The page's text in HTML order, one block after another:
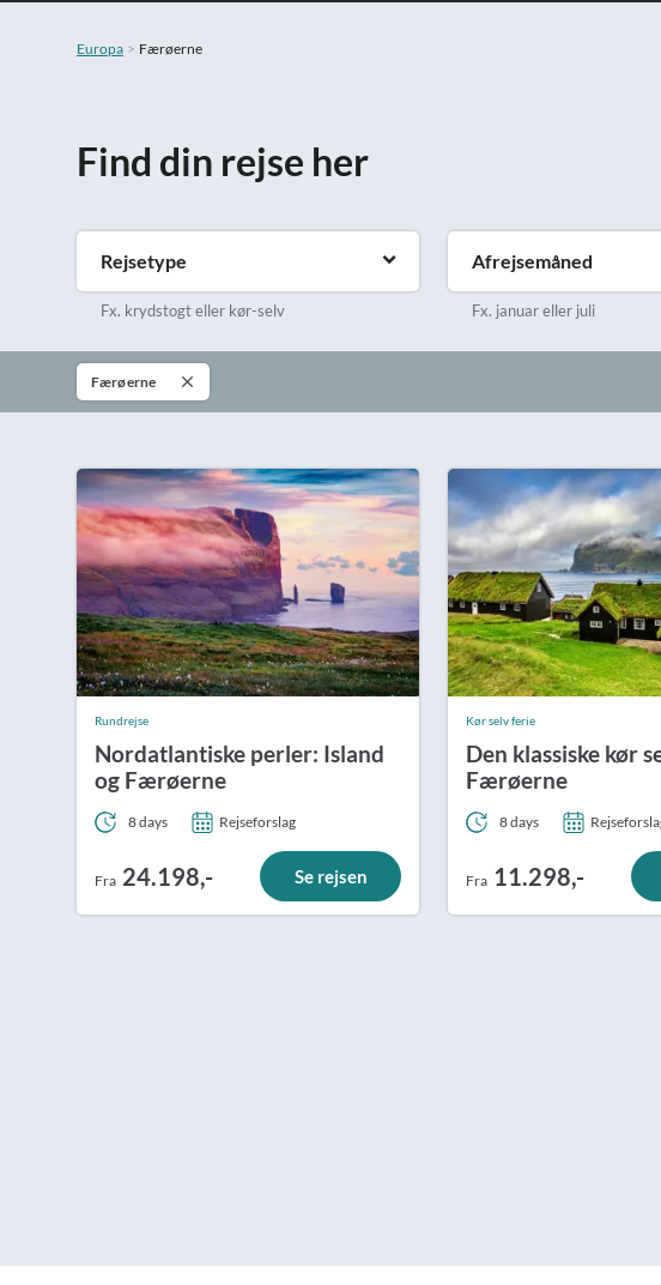
Europa Færøerne
Find din rejse her
Rejsetype
Fx. krydstogt eller kør-selv
Afrejsemåned
Fx. januar eller juli
Færøerne
Rundrejse
Nordatlantiske perler: Island
og Færøerne
8 days Rejseforslag
Fra 24.198,- Se rejsen
Kør selv ferie
Den klassiske kør
Færøerne
8 days
Fra 11.298,-